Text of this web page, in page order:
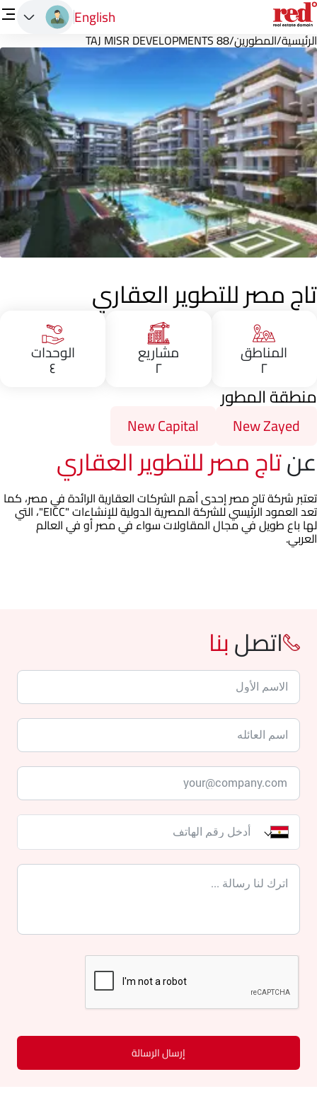
English
الرئيسية/المطورين/
88 TAJ MISR DEVELOPMENTS
تاج مصر للتطوير العقاري
المناطق
٢
مشاريع
٢
الوحدات
٤
منطقة المطور
New Zayed
New Capital
عنتاج مصر للتطوير العقاري
تعتبر شركة تاج مصر إحدى أهم الشركات العقارية الرائدة في مصر، كما
تعد العمود الرئيسي للشركة المصرية الدولية للإنشاءات "EICC"، التي
لها باع طويل في مجال المقاولات سواء في مصر أو في العالم
العربي.
اتصلبنا
إرسال الرسالة